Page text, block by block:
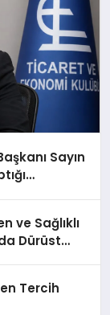
Sayın
ve Sağlıklı
Dürüst
Tercih